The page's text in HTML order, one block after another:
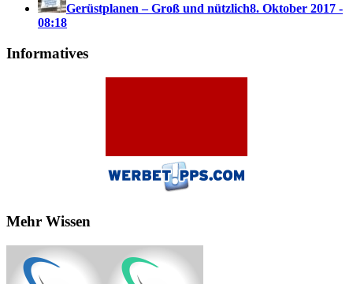
Gerüstplanen – Groß und nützlich8. Oktober 2017 -
08:18
Informatives
Mehr Wissen